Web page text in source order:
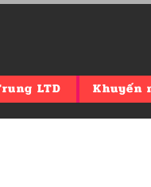
LTD Khuyến